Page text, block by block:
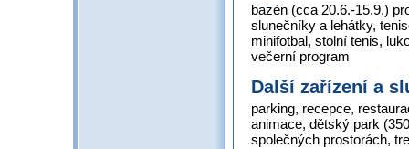
bazén (cca 20.6.-15.9.)
slunečníky a lehátky,
minifotbal, stolní tenis,
večerní program
Další zařízení a
parking, recepce,
animace, dětský park
společných prostorách,